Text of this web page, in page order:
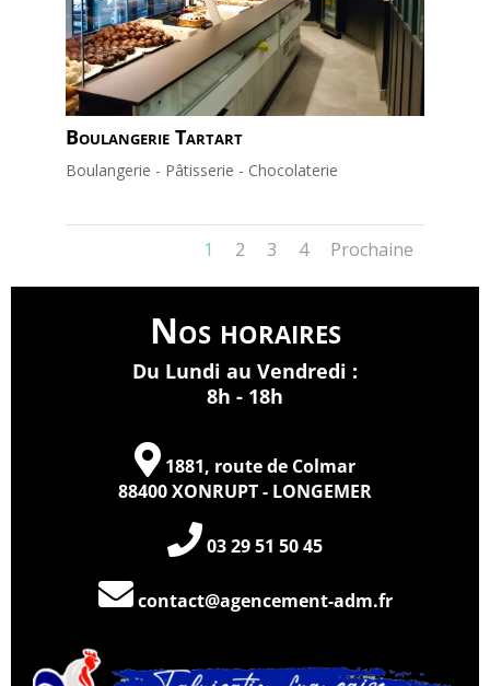
Boulangerie Tartart
Boulangerie - Pâtisserie - Chocolaterie
1 2 3 4 Prochaine
Nos horaires
Du Lundi au Vendredi :
8h - 18h
1881, route de Colmar
88400 XONRUPT - LONGEMER
03 29 51 50 45
contact@agencement-adm.fr